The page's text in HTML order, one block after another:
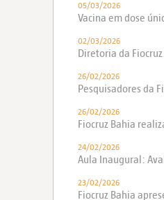
05/03/2026
Vacina em dose
02/03/2026
Diretoria da
26/02/2026
Pesquisadores da
26/02/2026
Fiocruz Bahia
24/02/2026
Aula Inaugural:
23/02/2026
Fiocruz Bahia